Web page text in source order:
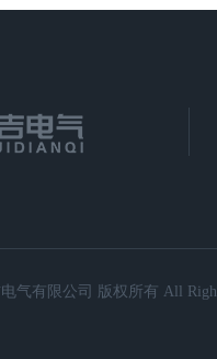
气有限公司 版权所有 All